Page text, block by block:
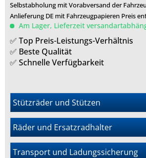
Selbstabholung mit Vorabversand der
Anlieferung DE mit Fahrzeugpapieren Preis
Am Lager, Lieferzeit
✅ Top Preis-Leistungs-Verhältnis
✅ Beste Qualität
✅ Schnelle Verfügbarkeit
Stützräder und Stützen
Räder und Ersatzradhalter
Transport und Ladungssicherung